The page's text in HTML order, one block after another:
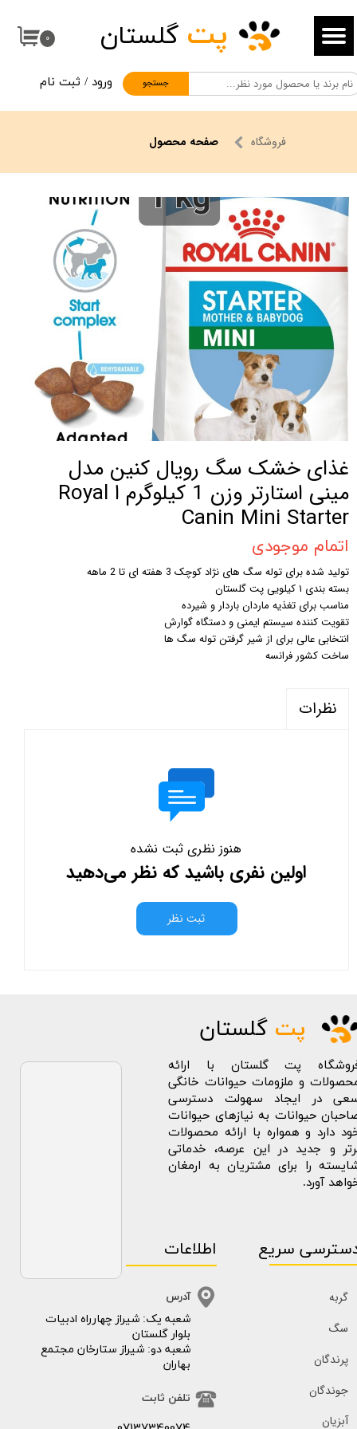
۰
جستجو
پت گلستان
ورود / ثبت نام
حساب کاربری من
تغییر گذر واژه
سفارشات
خروج از حساب کاربری
فروشگاه صفحه محصول
غذای خشک سگ رویال کنین مدل
مینی استارتر وزن 1 کیلوگرم ا Royal
Canin Mini Starter
اتمام موجودی
تولید شده برای توله سگ های نژاد کوچک 3 هفته ای تا 2 ماهه
بسته بندی ۱ کیلویی پت گلستان
مناسب برای تغذیه ماردان باردار و شیرده
تقویت کننده سیستم ایمنی و دستگاه گوارش
انتخابی عالی برای از شیر گرفتن توله سگ ها
ساخت کشور فرانسه
نظرات
هنوز نظری ثبت نشده
اولین نفری باشید که نظر می‌دهید
ثبت نظر
پت گلستان
پت گلستان با ارائه
و ملزومات حیوانات خانگی
در ایجاد سهولت دسترسی
حیوانات به نیازهای حیوانات
دارد و همواره با ارائه محصولات
و جدید در این عرصه، خدماتی
را برای مشتریان به ارمغان
آورد.
سریع
گربه
سگ
پرندگان
جوندگان
آبزیان
​​شعبه یک: شیراز چهارراه ادبیات
بلوار گلستان
شعبه دو: شیراز ستارخان مجتمع
بهاران
اطلاعات
آدرس
تلفن ثابت